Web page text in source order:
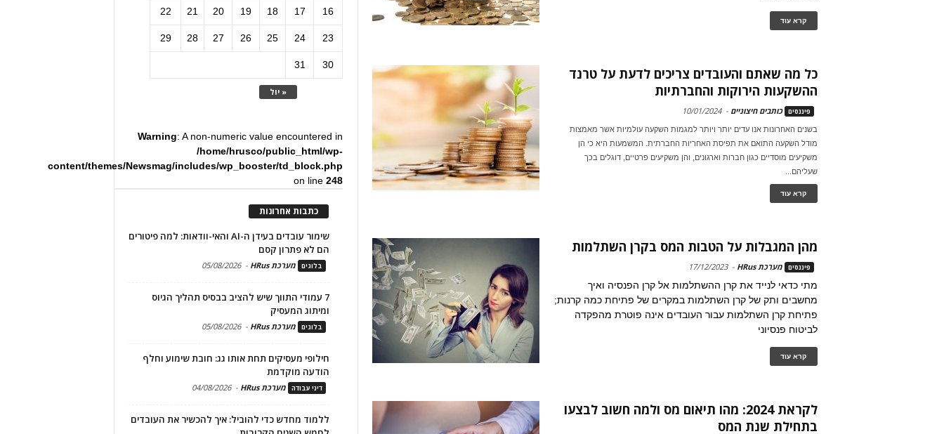
קרא עוד
כל מה שאתם והעובדים צריכים לדעת על טרנד
ההשקעות הירוקות והחברתיות
פיננסים כותבים חיצוניים -
10/01/2024
בשנים האחרונות אנו עדים יותר ויותר למגמות השקעה עולמיות אשר מאמצות
מודל השקעה התואם את תפיסת האחריות החברתית. המשמעות היא כי הן
משקיעים מוסדיים כגון חברות וארגונים, והן משקיעים פרטיים, דוגלים בכך
שעליהם...
קרא עוד
מהן המגבלות על הטבות המס בקרן השתלמות
פיננסים מערכת HRus -
17/12/2023
מתי כדאי לנייד את קרן ההשתלמות אל קרן הפנסיה ואיך
מחשבים ותק של קרן השתלמות במקרים של פתיחת כמה קרנות;
פתיחת קרן השתלמות עבור העובדים אינה פוטרת מהפקדה
לביטוח פנסיוני
קרא עוד
לקראת 2024: מהו תיאום מס ולמה חשוב לבצעו
בתחילת שנת המס
« יול
16
17
18
19
20
21
22
23
24
25
26
27
28
29
30
31
Warning: A non-numeric value encountered in
/home/hrusco/public_html/wp-
content/themes/Newsmag/includes/wp_booster/td_block.php
on line248
כתבות אחרונות
שימור עובדים בעידן ה-AI והאי-וודאות: למה פיטורים
הם לא פתרון קסם
בלוגים מערכת HRus -
05/08/2026
7 עמודי התווך שיש להציב בבסיס תהליך הגיוס
ומיתוג המעסיק
בלוגים מערכת HRus -
05/08/2026
חילופי מעסיקים תחת אותו גג: חובת שימוע וחלף
הודעה מוקדמת
דיני עבודה מערכת HRus -
04/08/2026
ללמוד מחדש כדי להוביל: איך להכשיר את העובדים